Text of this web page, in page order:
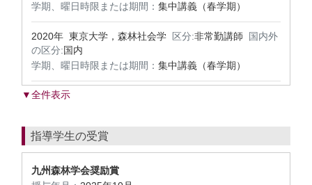
学期、曜日時限または期間： 集中講義（春学期）
2020年 東京大学，森林社会学 区分:非常勤講師
国内外
の区分:国内
学期、曜日時限または期間： 集中講義（春学期）
▼全件表示
指導学生の受賞
九州森林学会奨励賞